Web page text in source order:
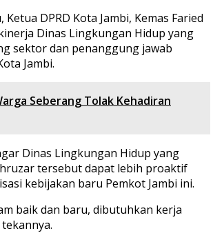
DPRD Kota Jambi, Kemas Faried
Dinas Lingkungan Hidup yang
sektor dan penanggung jawab
Jambi.
Seberang Tolak Kehadiran
Dinas Lingkungan Hidup yang
tersebut dapat lebih proaktif
kebijakan baru Pemkot Jambi ini.
baik dan baru, dibutuhkan kerja